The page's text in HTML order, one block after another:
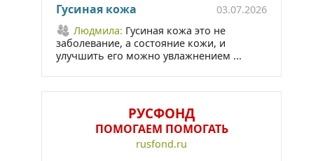
Гусиная кожа
03.07.2026
Людмила: Гусиная кожа это не
заболевание, а состояние кожи, и
улучшить его можно увлажнением ...
РУСФОНД
ПОМОГАЕМ ПОМОГАТЬ
rusfond.ru